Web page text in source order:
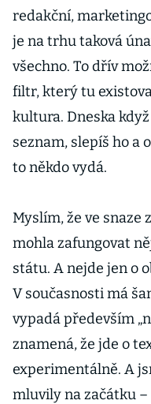
redakční,
je na trhu taková
všechno. To dřív
filtr, který tu
kultura. Dneska
seznam, slepíš ho a
to někdo vydá.
Myslím, že ve
mohla zafungovat
státu. A nejde jen o
V současnosti má
vypadá především
znamená, že jde o
experimentálně. A
mluvily na začátku